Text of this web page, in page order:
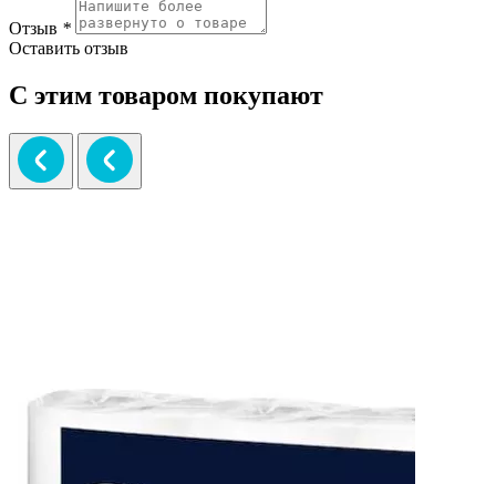
Отзыв *
Оставить отзыв
С этим товаром покупают